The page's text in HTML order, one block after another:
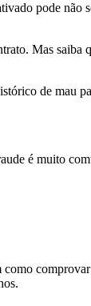
pode
Mas saiba
de mau
é muito